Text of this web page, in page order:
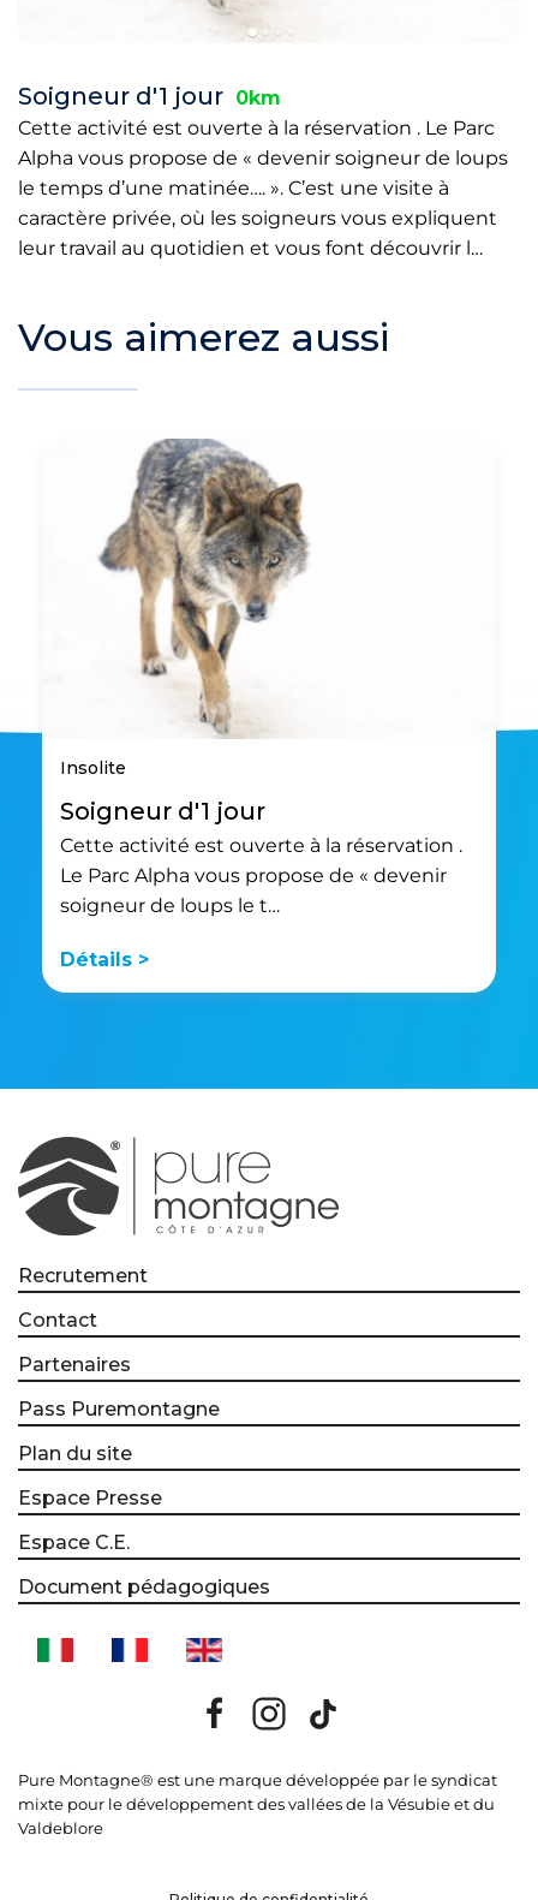
Soigneur d'1 jour 0km
Cette activité est ouverte à la réservation . Le Parc
Alpha vous propose de « devenir soigneur de loups
le temps d’une matinée…. ». C’est une visite à
caractère privée, où les soigneurs vous expliquent
leur travail au quotidien et vous font découvrir l…
Vous aimerez aussi
Insolite
Soigneur d'1 jour
Cette activité est ouverte à la réservation .
Le Parc Alpha vous propose de « devenir
soigneur de loups le t…
Détails >
Recrutement
Contact
Partenaires
Pass Puremontagne
Plan du site
Espace Presse
Espace C.E.
Document pédagogiques
Pure Montagne® est une marque développée par le syndicat
mixte pour le développement des vallées de la Vésubie et du
Valdeblore